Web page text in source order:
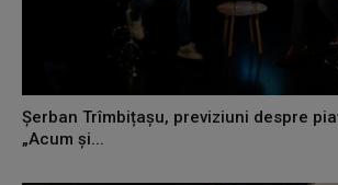
Șerban Trîmbițașu, previziuni despre
„Acum și...